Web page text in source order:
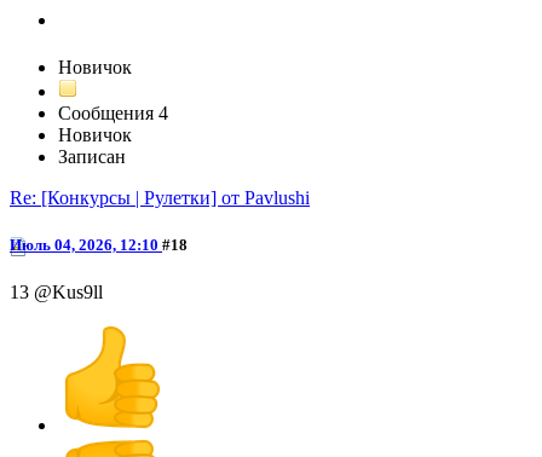
Новичок
Сообщения 4
Новичок
Записан
Re: [Конкурсы | Рулетки] от Pavlushi
Июль 04, 2026, 12:10 #18
13 @Kus9ll